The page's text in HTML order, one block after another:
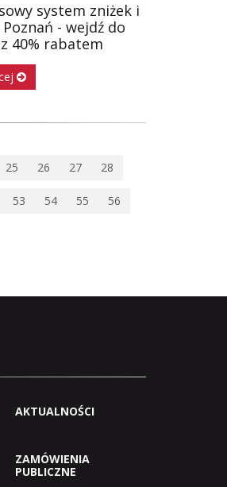
system zniżek i
Poznań - wejdź do
40% rabatem
25 26 27 28
53 54 55 56
AKTUALNOŚCI
ZAMÓWIENIA
PUBLICZNE